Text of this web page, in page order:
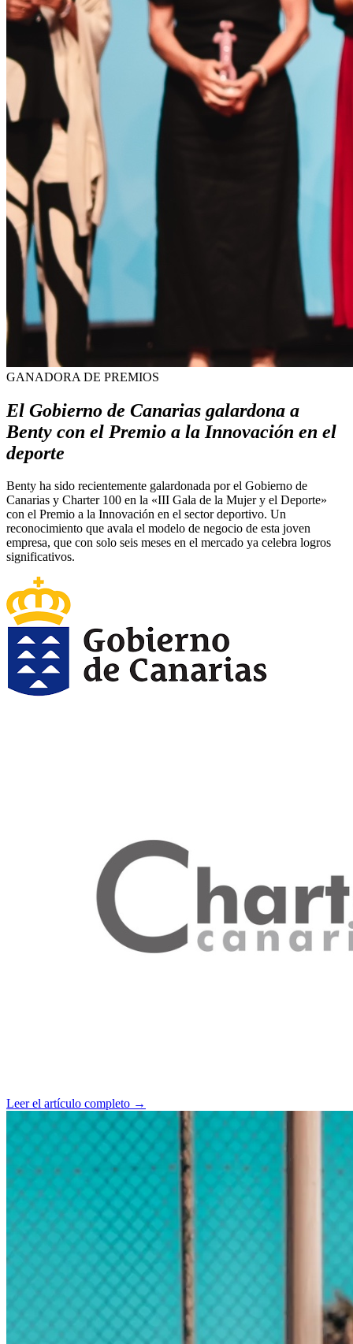
GANADORA DE PREMIOS
El Gobierno de Canarias galardona a
Benty con el Premio a la Innovación en el
deporte
Benty ha sido recientemente galardonada por el Gobierno de
Canarias y Charter 100 en la «III Gala de la Mujer y el Deporte»
con el Premio a la Innovación en el sector deportivo. Un
reconocimiento que avala el modelo de negocio de esta joven
empresa, que con solo seis meses en el mercado ya celebra logros
significativos.
Leer el artículo completo →